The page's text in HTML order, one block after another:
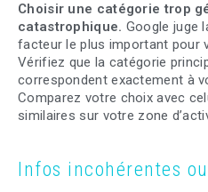
Choisir une catégorie trop
catastrophique. Google juge
facteur le plus important pour
Vérifiez que la catégorie
correspondent exactement à
Comparez votre choix avec
similaires sur votre zone
Infos incohérentes